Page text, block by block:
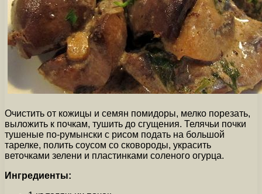
Очистить от кожицы и семян помидоры, мелко порезать,
выложить к почкам, тушить до сгущения. Телячьи почки
тушеные по-румынски с рисом подать на большой
тарелке, полить соусом со сковороды, украсить
веточками зелени и пластинками соленого огурца.
Ингредиенты: